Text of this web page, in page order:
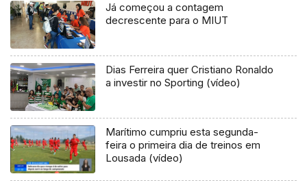
Já começou a contagem
decrescente para o MIUT
Dias Ferreira quer Cristiano Ronaldo
a investir no Sporting (vídeo)
Marítimo cumpriu esta segunda-
feira o primeira dia de treinos em
Lousada (vídeo)